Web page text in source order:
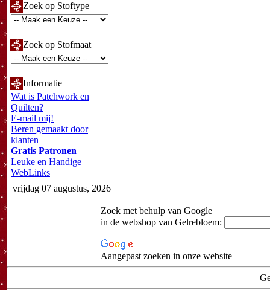
Zoek op Stoftype
Zoek op Stofmaat
Informatie
Wat is Patchwork en
Quilten?
E-mail mij!
Beren gemaakt door
klanten
Gratis Patronen
Leuke en Handige
WebLinks
vrijdag 07 augustus, 2026
Zoek met behulp van Google
in de webshop van Gelrebloem:
Aangepast zoeken in onze website